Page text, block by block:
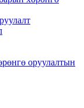
оруулалтын